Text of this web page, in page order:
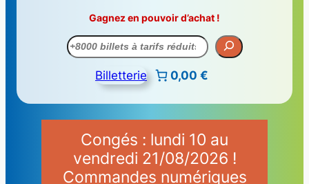
Gagnez en pouvoir d’achat !
Recherche
Billetterie 0,00 €
Congés : lundi 10 au
vendredi 21/08/2026 !
Commandes numériques